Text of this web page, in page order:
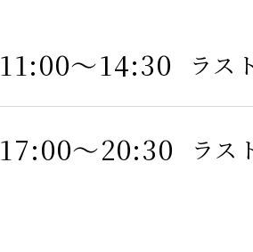
11:00〜14:30 ラス
17:00〜20:30 ラス